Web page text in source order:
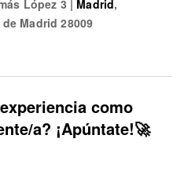
días a la semana y dos días
López 3 | Madrid,
Madrid 28009
como
a? ¡Apúntate!🚀